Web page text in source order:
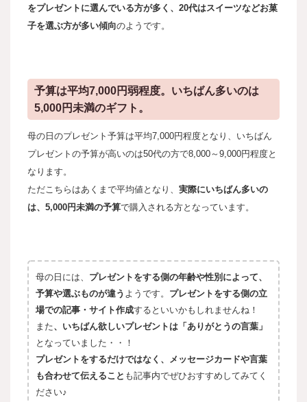
をプレゼントに選んでいる方が多く、20代はスイーツなどお菓
子を選ぶ方が多い傾向のようです。
予算は平均7,000円弱程度。いちばん多いのは
5,000円未満のギフト。
母の日のプレゼント予算は平均7,000円程度となり、いちばん
プレゼントの予算が高いのは50代の方で8,000～9,000円程度と
なります。
ただこちらはあくまで平均値となり、 実際にいちばん多いの
は、5,000円未満の予算で購入される方となっています。
母の日には、 プレゼントをする側の年齢や性別によって、
予算や選ぶものが違う ようです。 プレゼントをする側の立
場での記事・サイト作成するといいかもしれませんね！
また、いちばん欲しいプレゼントは「ありがとうの言葉」
となっていました・・！
プレゼントをするだけではなく、メッセージカードや言葉
も合わせて伝えること も記事内でぜひおすすめしてみてく
ださい♪